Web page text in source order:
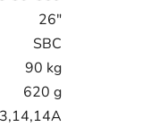
26"
SBC
90 kg
620 g